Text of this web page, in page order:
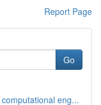
Report Page
Go
eng...